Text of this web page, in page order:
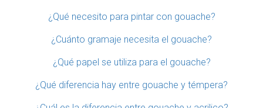
¿Qué necesito para pintar con gouache?
¿Cuánto gramaje necesita el gouache?
¿Qué papel se utiliza para el gouache?
¿Qué diferencia hay entre gouache y témpera?